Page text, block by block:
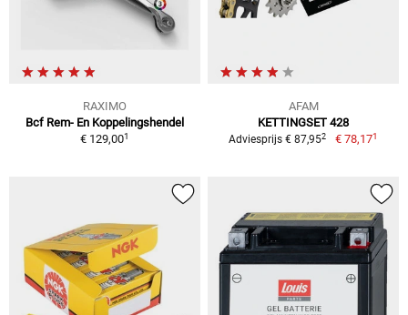
RAXIMO
Bcf Rem- En Koppelingshendel
€ 129,001
AFAM
KETTINGSET 428
Adviesprijs € 87,952 € 78,171